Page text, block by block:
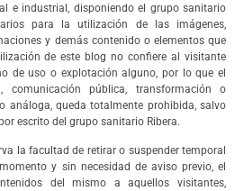
e industrial, disponiendo el grupo sanitario
para la utilización de las imágenes,
y demás contenido o elementos que
de este blog no confiere al visitante
de uso o explotación alguno, por lo que el
comunicación pública, transformación o
análoga, queda totalmente prohibida, salvo
escrito del grupo sanitario Ribera.
la facultad de retirar o suspender temporal
y sin necesidad de aviso previo, el
del mismo a aquellos visitantes,